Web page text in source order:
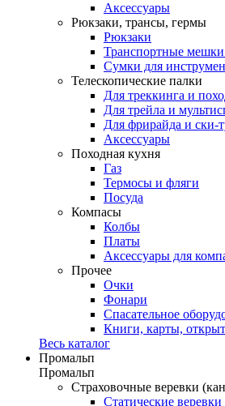
Аксессуары
Рюкзаки, трансы, гермы
Рюкзаки
Транспортные
Сумки для
Телескопические палки
Для треккинга и
Для трейла и
Для фрирайда и ски-
Аксессуары
Походная кухня
Газ
Термосы и фляги
Посуда
Компасы
Колбы
Платы
Аксессуары для
Прочее
Очки
Фонари
Спасательное
Книги, карты,
Весь каталог
Промальп
Промальп
Страховочные веревки
Статические веревки